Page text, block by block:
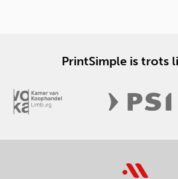
PrintSimple is trots